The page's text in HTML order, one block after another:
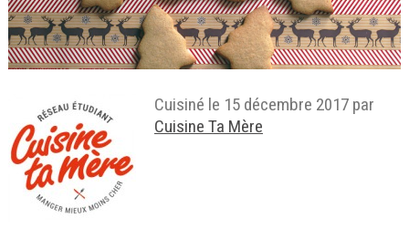
Cuisiné le 15 décembre 2017 par
Cuisine Ta Mère